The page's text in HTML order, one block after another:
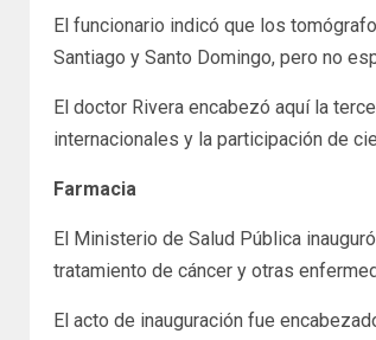
El funcionario indicó que los
Santiago y Santo Domingo, pero no
El doctor Rivera encabezó aquí la
internacionales y la participación de
Farmacia
El Ministerio de Salud Pública
tratamiento de cáncer y otras
El acto de inauguración fue